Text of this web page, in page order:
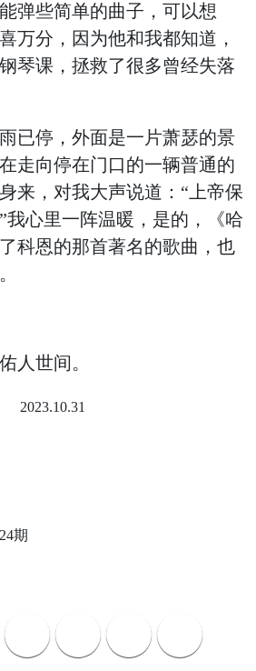
弹些简单的曲子，可以想
万分，因为他和我都知道，
琴课，拯救了很多曾经失落
已停，外面是一片萧瑟的景
走向停在门口的一辆普通的
来，对我大声说道：“上帝保
我心里一阵温暖，是的，《哈
科恩的那首著名的歌曲，也
人世间。
2023.10.31
期